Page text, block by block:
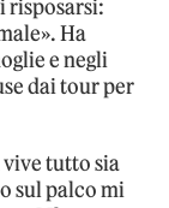
risposarsi:
Ha
e negli
dai tour per
vive tutto sia
sul palco mi